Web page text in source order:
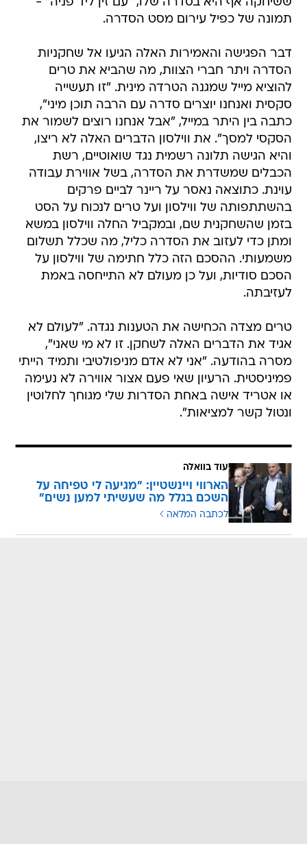
תמונה של כפיל עירום מסט הסדרה.
דבר הפגישה והאמירות האלה הגיעו אל שחקניות
הסדרה ויתר חברי הצוות, מה שהביא את טרים
להוציא מייל שמגנה הטרדה מינית. "זו תעשייה
סקסית ואנחנו יוצרים סדרה עם הרבה תוכן מיני",
כתבה בין היתר במייל, "אבל אנחנו רוצים לשמור את
הסקסי למסך". את ווילסון הדברים האלה לא ריצו,
והיא הגישה תלונה רשמית נגד שואוטיים, רשת
הכבלים שמשדרת את הסדרה, בשל אווירת עבודה
עוינת. כתוצאה נאסר על ריינר לביים פרקים
בהשתתפותה של ווילסון ועל טרים לנכוח על הסט
בזמן שהשחקנית שם, ובמקביל החלה ווילסון במשא
ומתן כדי לעזוב את הסדרה כליל, מה שכלל תשלום
משמעותי. ההסכם הזה כלל חתימה של ווילסון על
הסכם סודיות, ועל כן מעולם לא התייחסה באמת
לעזיבתה.
טרים מצדה הכחישה את הטענות נגדה. "לעולם לא
אגיד את הדברים האלה לשחקן. זו לא מי שאני",
מסרה בהודעה. "אני לא אדם מניפולטיבי ותמיד הייתי
פמיניסטית. הרעיון שאי פעם אצור אווירה לא נעימה
או אטריד אישה באחת הסדרות שלי מגוחך לחלוטין
ונטול קשר למציאות".
עוד בוואלה
הארווי ויינשטיין: "מגיעה לי טפיחה על
השכם בגלל מה שעשיתי למען נשים"
לכתבה המלאה